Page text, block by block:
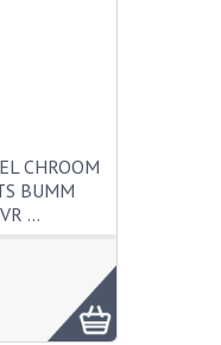
CHROOM
BUMM
…